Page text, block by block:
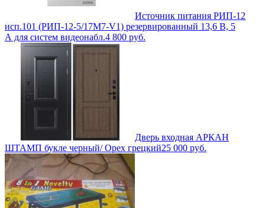
Источник питания РИП-12
исп.101 (РИП-12-5/17М7-V1) резервированный 13,6 В, 5
А для систем видеонабл.4 800 руб.
Дверь входная АРКАН
ШТАМП букле черный/ Орех грецкий25 000 руб.